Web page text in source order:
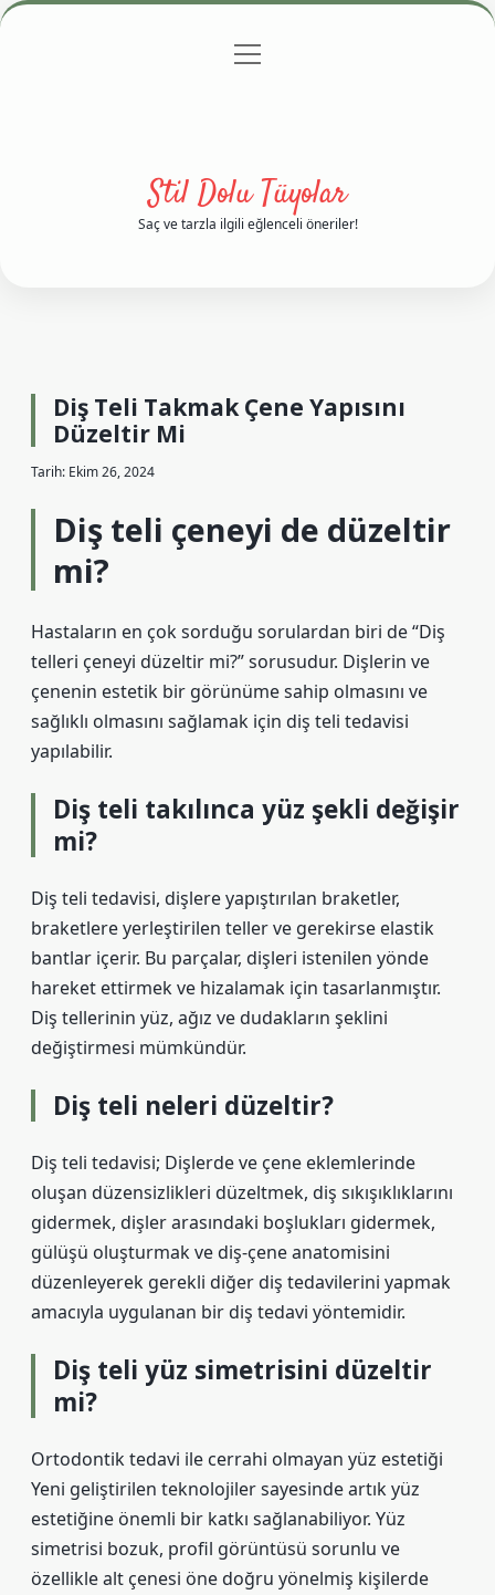
Gizlilik Politikası
menüyü
Stil Dolu Tüyolar
Saç ve tarzla ilgili eğlenceli öneriler!
Diş Teli Takmak Çene Yapısını
Düzeltir Mi
Tarih: Ekim 26, 2024
Diş teli çeneyi de düzeltir
mi?
Hastaların en çok sorduğu sorulardan biri de “Diş
telleri çeneyi düzeltir mi?” sorusudur. Dişlerin ve
çenenin estetik bir görünüme sahip olmasını ve
sağlıklı olmasını sağlamak için diş teli tedavisi
yapılabilir.
Diş teli takılınca yüz şekli değişir
mi?
Diş teli tedavisi, dişlere yapıştırılan braketler,
braketlere yerleştirilen teller ve gerekirse elastik
bantlar içerir. Bu parçalar, dişleri istenilen yönde
hareket ettirmek ve hizalamak için tasarlanmıştır.
Diş tellerinin yüz, ağız ve dudakların şeklini
değiştirmesi mümkündür.
Diş teli neleri düzeltir?
Diş teli tedavisi; Dişlerde ve çene eklemlerinde
oluşan düzensizlikleri düzeltmek, diş sıkışıklıklarını
gidermek, dişler arasındaki boşlukları gidermek,
gülüşü oluşturmak ve diş-çene anatomisini
düzenleyerek gerekli diğer diş tedavilerini yapmak
amacıyla uygulanan bir diş tedavi yöntemidir.
Diş teli yüz simetrisini düzeltir
mi?
Ortodontik tedavi ile cerrahi olmayan yüz estetiği
Yeni geliştirilen teknolojiler sayesinde artık yüz
estetiğine önemli bir katkı sağlanabiliyor. Yüz
simetrisi bozuk, profil görüntüsü sorunlu ve
özellikle alt çenesi öne doğru yönelmiş kişilerde